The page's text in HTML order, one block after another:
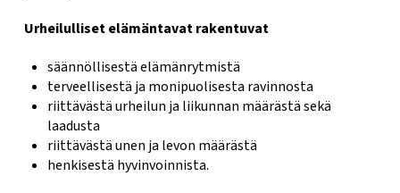
Urheilulliset elämäntavat rakentuvat
säännöllisestä elämänrytmistä
terveellisestä ja monipuolisesta ravinnosta
riittävästä urheilun ja liikunnan määrästä sekä
laadusta
riittävästä unen ja levon määrästä
henkisestä hyvinvoinnista.